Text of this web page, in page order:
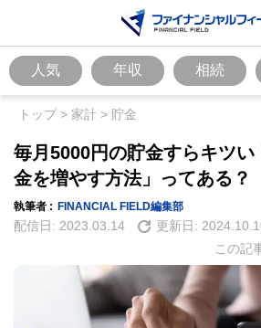
人気 年収 相続
トップ> 家計 > 貯金
毎月5000円の貯金すらキツい
金を増やす方法」ってある？
執筆者 : FINANCIAL FIELD編集部
配信日: 2023.03.14 更新日:
この記